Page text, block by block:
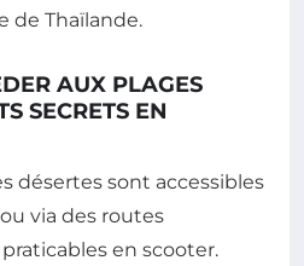
de Thaïlande.
AUX PLAGES
SECRETS EN
désertes sont accessibles
via des routes
en scooter.